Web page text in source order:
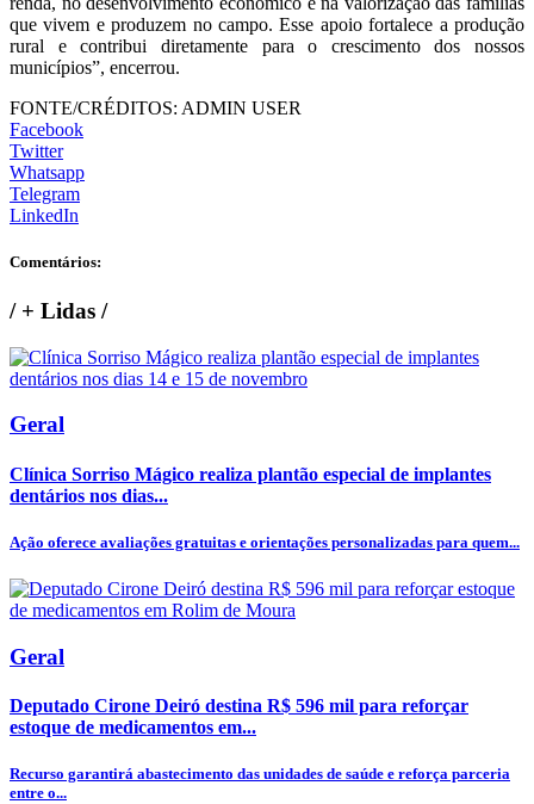
que vivem e produzem no campo. Esse apoio fortalece a produção
rural e contribui diretamente para o crescimento dos nossos
municípios”, encerrou.
FONTE/CRÉDITOS: ADMIN USER
Facebook
Twitter
Whatsapp
Telegram
LinkedIn
Comentários:
/+ Lidas /
Geral
Clínica Sorriso Mágico realiza plantão especial de implantes
dentários nos dias...
Ação oferece avaliações gratuitas e orientações personalizadas para quem...
Geral
Deputado Cirone Deiró destina R$ 596 mil para reforçar
estoque de medicamentos em...
Recurso garantirá abastecimento das unidades de saúde e reforça parceria
entre o...